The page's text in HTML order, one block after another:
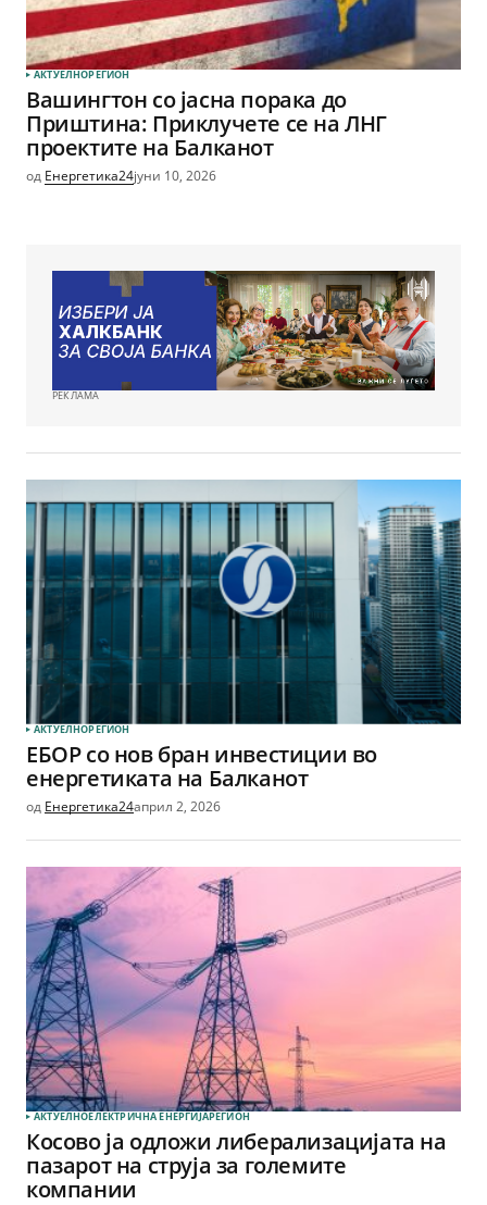
АКТУЕЛНОРЕГИОН
Вашингтон со јасна порака до
Приштина: Приклучете се на ЛНГ
проектите на Балканот
од Енергетика24јуни 10, 2026
РЕКЛАМА
АКТУЕЛНОРЕГИОН
ЕБОР со нов бран инвестиции во
енергетиката на Балканот
од Енергетика24април 2, 2026
АКТУЕЛНОЕЛЕКТРИЧНА ЕНЕРГИЈАРЕГИОН
Косово ја одложи либерализацијата на
пазарот на струја за големите
компании